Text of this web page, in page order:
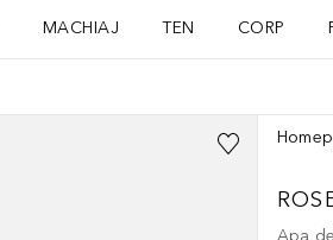
MACHIAJ
TEN
CORP
Apa